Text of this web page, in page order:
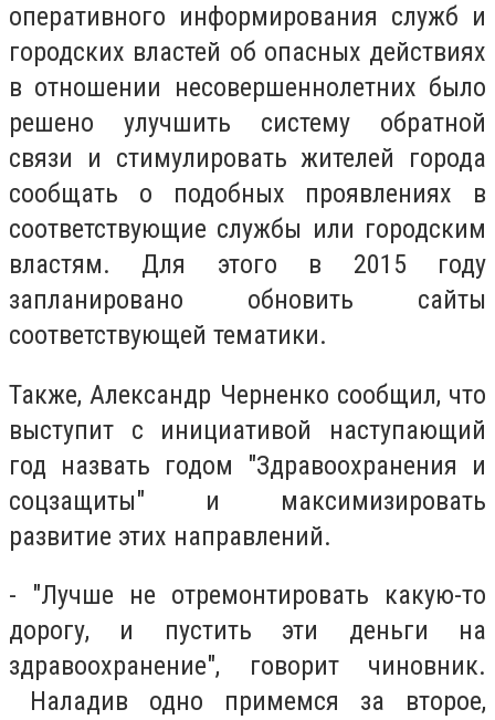
оперативного информирования служб и
городских властей об опасных действиях
в отношении несовершеннолетних было
решено улучшить систему обратной
связи и стимулировать жителей города
сообщать о подобных проявлениях в
соответствующие службы или городским
властям. Для этого в 2015 году
запланировано обновить сайты
соответствующей тематики.
Также, Александр Черненко сообщил, что
выступит с инициативой наступающий
год назвать годом "Здравоохранения и
соцзащиты" и максимизировать
развитие этих направлений.
- "Лучше не отремонтировать какую-то
дорогу, и пустить эти деньги на
здравоохранение", говорит чиновник.
Наладив одно примемся за второе,